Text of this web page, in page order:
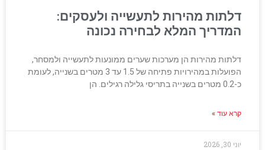
דלתות מהירות לתעשייה ולעסקים:
המדריך המלא לבחירה נכונה
דלתות מהירות הן מערכות שערים ממונעות לתעשייה ולמסחר,
הפועלות במהירויות פתיחה של 1.5 עד 3 מטרים בשנייה, לעומת
כ-0.2 מטרים בשנייה בתריסי גלילה רגילים. הן
קרא עוד »
יוני 30, 2026